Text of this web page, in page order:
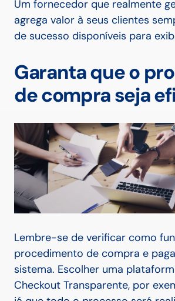
Um fornecedor que realmente
agrega valor à seus clientes
de sucesso disponíveis para
Garanta que o
de compra seja
Lembre-se de verificar como
procedimento de compra e
sistema. Escolher uma
Checkout Transparente, por